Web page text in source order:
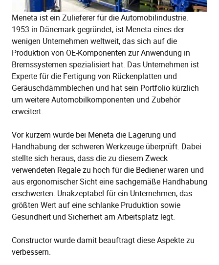
Meneta ist ein Zulieferer für die Automobilindustrie.
1953 in Dänemark gegründet, ist Meneta eines der
wenigen Unternehmen weltweit, das sich auf die
Produktion von OE-Komponenten zur Anwendung in
Bremssystemen spezialisiert hat. Das Unternehmen ist
Experte für die Fertigung von Rückenplatten und
Geräuschdämmblechen und hat sein Portfolio kürzlich
um weitere Automobilkomponenten und Zubehör
erweitert.
Vor kurzem wurde bei Meneta die Lagerung und
Handhabung der schweren Werkzeuge überprüft. Dabei
stellte sich heraus, dass die zu diesem Zweck
verwendeten Regale zu hoch für die Bediener waren und
aus ergonomischer Sicht eine sachgemäße Handhabung
erschwerten. Unakzeptabel für ein Unternehmen, das
größten Wert auf eine schlanke Pruduktion sowie
Gesundheit und Sicherheit am Arbeitsplatz legt.
Constructor wurde damit beauftragt diese Aspekte zu
verbessern.